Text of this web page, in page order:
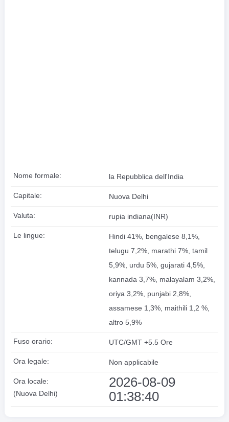
Nome formale: la Repubblica dell'India
Capitale: Nuova Delhi
Valuta: rupia indiana(INR)
Le lingue:
Hindi 41%, bengalese 8,1%,
telugu 7,2%, marathi 7%, tamil
5,9%, urdu 5%, gujarati 4,5%,
kannada 3,7%, malayalam 3,2%,
oriya 3,2%, punjabi 2,8%,
assamese 1,3%, maithili 1,2 %,
altro 5,9%
Fuso orario: UTC/GMT +5.5 Ore
Ora legale: Non applicabile
Ora locale:
(Nuova Delhi)
2026-08-09
01:38:40